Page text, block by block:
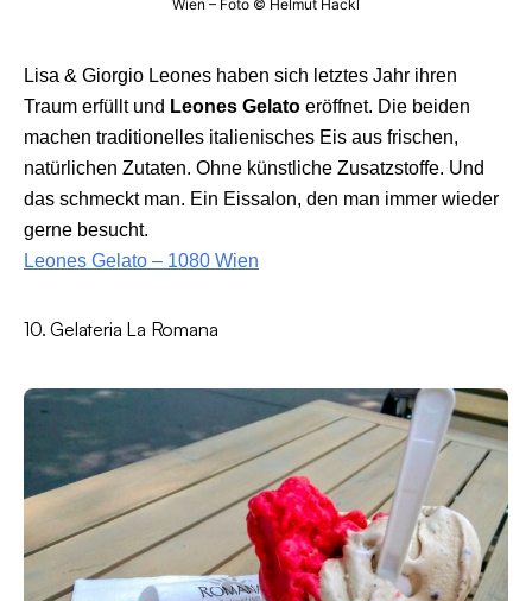
Wien – Foto © Helmut Hackl
Lisa & Giorgio Leones haben sich letztes Jahr ihren
Traum erfüllt und Leones Gelato eröffnet. Die beiden
machen traditionelles italienisches Eis aus frischen,
natürlichen Zutaten. Ohne künstliche Zusatzstoffe. Und
das schmeckt man. Ein Eissalon, den man immer wieder
gerne besucht.
Leones Gelato – 1080 Wien
10. Gelateria La Romana